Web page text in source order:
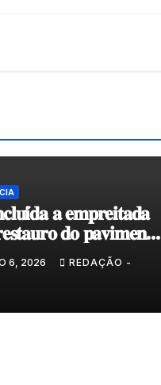
𝐚 𝐞𝐦𝐩𝐫𝐞𝐢𝐭𝐚𝐝𝐚
𝐝𝐨 𝐩𝐚𝐯𝐢𝐦𝐞𝐧𝐭𝐨
𝐚̀ 𝐂𝐚𝐩𝐞𝐥𝐚 𝐝𝐞
6, 2026 REDAÇÃO -